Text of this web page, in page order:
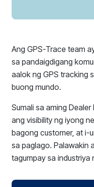
Ang GPS-Trace team
sa pandaigdigang
aalok ng GPS tracking
buong mundo.
Sumali sa aming
ang visibility ng iyong
bagong customer, at i-
sa paglago. Palawakin
tagumpay sa industriya